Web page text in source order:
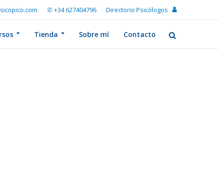
✆ +34 627404796 Directorio Psicólogos
Tienda Sobre mí Contacto